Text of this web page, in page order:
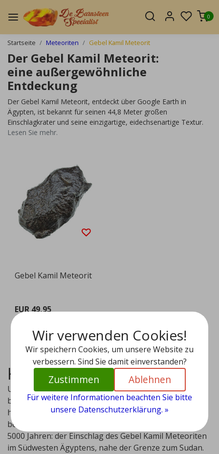
0
Startseite Meteoriten Gebel Kamil Meteorit
Der Gebel Kamil Meteorit:
eine außergewöhnliche
Entdeckung
Der Gebel Kamil Meteorit, entdeckt über Google Earth in
Ägypten, ist bekannt für seinen 44,8 Meter großen
Einschlagkrater und seine einzigartige, eidechsenartige Textur.
Lesen Sie mehr.
Gebel Kamil Meteorit
EUR 49,95
Kollision mit der Erde
Unser Planet wird ständig von kosmischen Objekten
bombardiert, und einige dieser Begegnungen
hinterlassen auffällige Spuren. Eines dieser
beeindruckenden Ereignisse ereignete sich vor etwa
5000 Jahren: der Einschlag des Gebel Kamil Meteoriten
im Südwesten Ägyptens, nahe der Grenze zum Sudan.
Wir verwenden Cookies!
Wir speichern Cookies, um unsere Website zu
verbessern. Sind Sie damit einverstanden?
Zustimmen Ablehnen
Für weitere Informationen beachten Sie bitte
unsere Datenschutzerklärung. »